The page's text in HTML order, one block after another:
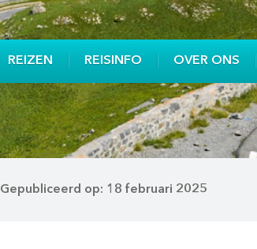
REIZEN REISINFO OVER ONS
Gepubliceerd op: 18 februari 2025